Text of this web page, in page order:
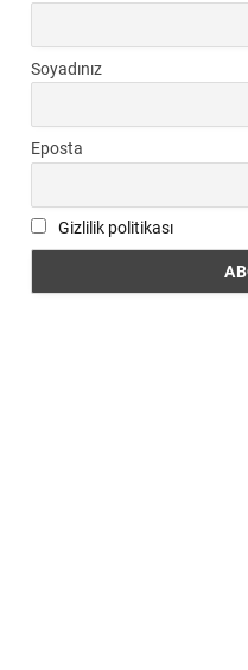
Soyadınız
Eposta
Gizlilik politikası